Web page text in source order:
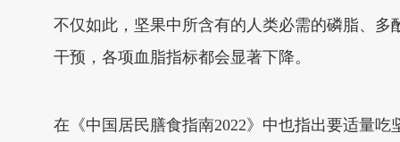
不仅如此，坚果中所含有的人类必需的磷脂、
干预，各项血脂指标都会显著下降。
在《中国居民膳食指南2022》中也指出要适量